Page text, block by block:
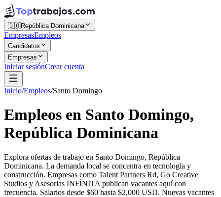
🇩🇴República Dominicana
EmpresasEmpleos
Candidatos
Empresas
Iniciar sesiónCrear cuenta
Inicio/Empleos/Santo Domingo
Empleos en Santo Domingo,
República Dominicana
Explora ofertas de trabajo en Santo Domingo, República
Dominicana. La demanda local se concentra en tecnología y
construcción. Empresas como Talent Partners Rd, Go Creative
Studios y Asesorias INFÍNITA publican vacantes aquí con
frecuencia. Salarios desde $60 hasta $2,000 USD. Nuevas vacantes